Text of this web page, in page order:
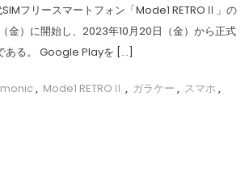
フリースマートフォン「Mode1 RETROⅡ」の
金）に開始し、2023年10月20日（金）から正式
ある。 Google Playを […]
, Mode1 RETROⅡ , ガラケー , スマホ ,